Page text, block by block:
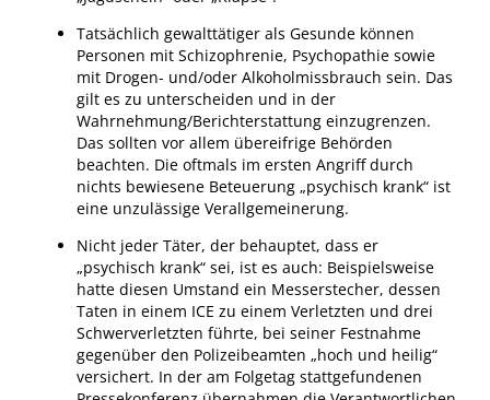
Tatsächlich gewalttätiger als Gesunde können
Personen mit Schizophrenie, Psychopathie sowie
mit Drogen- und/oder Alkoholmissbrauch sein. Das
gilt es zu unterscheiden und in der
Wahrnehmung/Berichterstattung einzugrenzen.
Das sollten vor allem übereifrige Behörden
beachten. Die oftmals im ersten Angriff durch
nichts bewiesene Beteuerung „psychisch krank“ ist
eine unzulässige Verallgemeinerung.
Nicht jeder Täter, der behauptet, dass er
„psychisch krank“ sei, ist es auch: Beispielsweise
hatte diesen Umstand ein Messerstecher, dessen
Taten in einem ICE zu einem Verletzten und drei
Schwerverletzten führte, bei seiner Festnahme
gegenüber den Polizeibeamten „hoch und heilig“
versichert. In der am Folgetag stattgefundenen